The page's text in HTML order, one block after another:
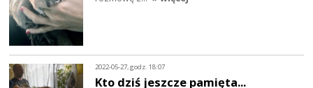
2022-05-27, godz. 18:07
Kto dziś jeszcze pamięta...